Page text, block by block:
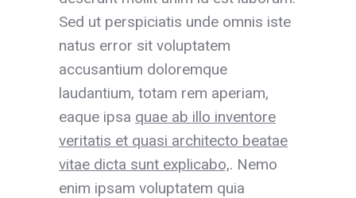
Sed ut perspiciatis unde omnis iste
natus error sit voluptatem
accusantium doloremque
laudantium, totam rem aperiam,
eaque ipsa quae ab illo inventore
veritatis et quasi architecto beatae
vitae dicta sunt explicabo,. Nemo
enim ipsam voluptatem quia